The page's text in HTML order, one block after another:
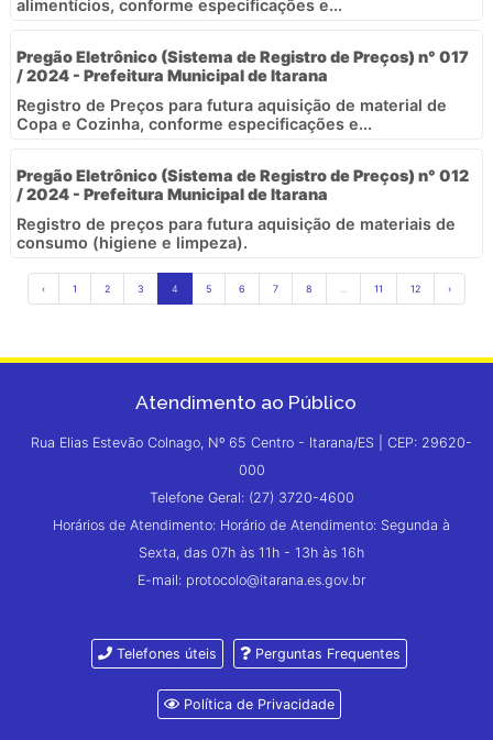
alimentícios, conforme especificações e...
Pregão Eletrônico (Sistema de Registro de Preços) n° 017
/ 2024 - Prefeitura Municipal de Itarana
Registro de Preços para futura aquisição de material de
Copa e Cozinha, conforme especificações e...
Pregão Eletrônico (Sistema de Registro de Preços) n° 012
/ 2024 - Prefeitura Municipal de Itarana
Registro de preços para futura aquisição de materiais de
consumo (higiene e limpeza).
‹ 1 2 3 4 5 6 7 8 11 12 ›
Atendimento ao Público
Rua Elias Estevão Colnago, Nº 65 Centro - Itarana/ES | CEP: 29620-
000
Telefone Geral: (27) 3720-4600
Horários de Atendimento: Horário de Atendimento: Segunda à
Sexta, das 07h às 11h - 13h às 16h
E-mail: protocolo@itarana.es.gov.br
Telefones úteis Perguntas Frequentes
Política de Privacidade